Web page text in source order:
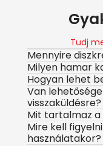
Tudj
Mennyire
Milyen hamar
Hogyan lehet
Van
visszaküldésre?
Mit tartalmaz
Mire kell
használatakor?